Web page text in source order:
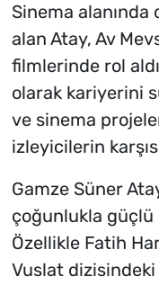
Sinema
alan Atay, Av
filmlerinde rol
olarak kariyerini
ve sinema
izleyicilerin
Gamze Süner
çoğunlukla güçlü
Özellikle Fatih
Vuslat dizisindeki